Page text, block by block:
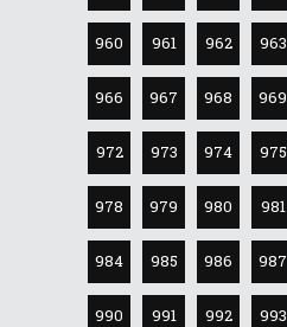
960 961 962 963
966 967 968 969
972 973 974 975
978 979 980 981
984 985 986 987
990 991 992 993